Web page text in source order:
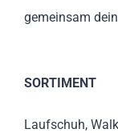
gemeinsam
SORTIMENT
Laufschuh,